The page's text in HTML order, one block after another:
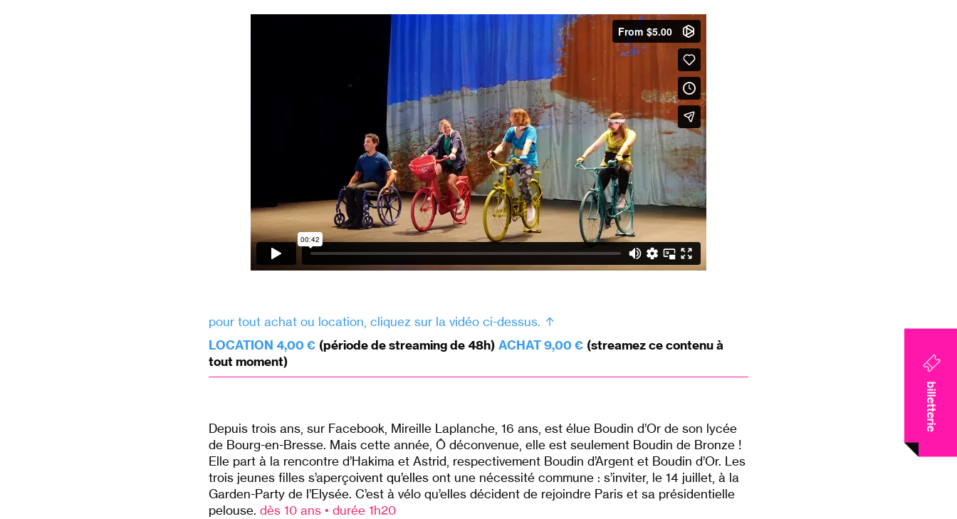
billetterie
pour tout achat ou location, cliquez sur la vidéo ci-dessus. ↑
LOCATION 4,00 € (période de streaming de 48h) ACHAT 9,00 € (streamez ce contenu à
tout moment)
Depuis trois ans, sur Facebook, Mireille Laplanche, 16 ans, est élue Boudin d’Or de son lycée
de Bourg-en-Bresse. Mais cette année, Ô déconvenue, elle est seulement Boudin de Bronze !
Elle part à la rencontre d’Hakima et Astrid, respectivement Boudin d’Argent et Boudin d’Or. Les
trois jeunes filles s’aperçoivent qu’elles ont une nécessité commune : s’inviter, le 14 juillet, à la
Garden-Party de l’Elysée. C’est à vélo qu’elles décident de rejoindre Paris et sa présidentielle
pelouse. dès 10 ans • durée 1h20